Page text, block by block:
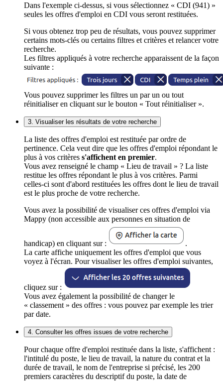
Dans l'exemple ci-dessus, si vous sélectionnez « CDI (941) »
seules les offres d'emploi en CDI vous seront restituées.
Si vous obtenez trop peu de résultats, vous pouvez supprimer
certains mots-clés ou certains filtres et critères et relancer votre
recherche.
Les filtres appliqués à votre recherche apparaissent de la façon
suivante :
Vous pouvez supprimer les filtres un par un ou tout
réinitialiser en cliquant sur le bouton « Tout réinitialiser ».
3. Visualiser les résultats de votre recherche
La liste des offres d'emploi est restituée par ordre de
pertinence. Cela veut dire que les offres d'emploi répondant le
plus à vos critères s'affichent en premier.
Vous avez renseigné le champ « Lieu de travail » ? La liste
restitue les offres répondant le plus à vos critères. Parmi
celles-ci sont d'abord restituées les offres dont le lieu de travail
est le plus proche de votre recherche.
Vous avez la possibilité de visualiser ces offres d'emploi via
Mappy (non accessible aux personnes en situation de
handicap) en cliquant sur :
.
La carte affiche uniquement les offres d'emploi que vous
voyez à l'écran. Pour visualiser les offres d'emploi suivantes,
cliquez sur :
Vous avez également la possibilité de changer le
« classement » des offres : vous pouvez par exemple les trier
par date.
4. Consulter les offres issues de votre recherche
Pour chaque offre d'emploi restituée dans la liste, s'affichent :
l'intitulé du poste, le lieu de travail, la nature du contrat et la
durée de travail, le nom de l'entreprise si précisé, les 200
premiers caractères du descriptif du poste, la date de